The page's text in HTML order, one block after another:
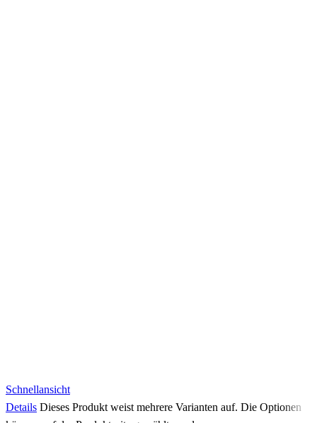
Schnellansicht
Details Dieses Produkt weist mehrere Varianten auf. Die Optionen